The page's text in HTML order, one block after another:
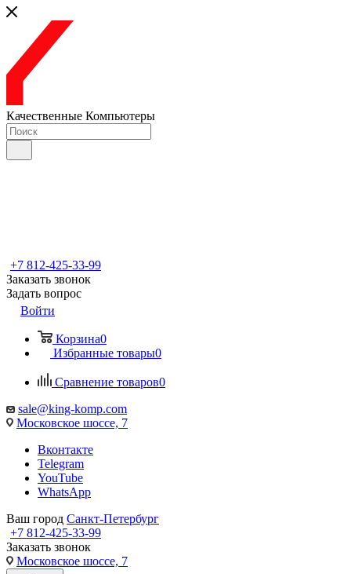
Качественные Компьютеры
+7 812-425-33-99
Заказать звонок
Задать вопрос
Войти
Корзина0
Избранные товары0
Сравнение товаров0
sale@king-komp.com
Московское шоссе, 7
Вконтакте
Telegram
YouTube
WhatsApp
Ваш город Санкт-Петербург
+7 812-425-33-99
Заказать звонок
Московское шоссе, 7